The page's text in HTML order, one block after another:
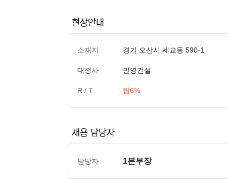
현장안내
소재지 경기 오산시 세교동 590-1
대행사 민영건설
R / T 팀6%
채용 담당자
담당자 1본부장